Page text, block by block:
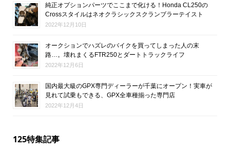
純正オプションパーツでここまで化ける！Honda CL250の
Crossスタイルはネオクラシックスクランブラーテイスト
2022年12月10日
オークションでハズレのバイクを買ってしまった人の末
路…。壊れまくるFTR250とダートトラックライフ
2022年12月6日
国内最大級のGPX専門ディーラーが千葉にオープン！実車が
見れて試乗もできる、GPX全車種揃った専門店
2022年12月4日
125特集記事